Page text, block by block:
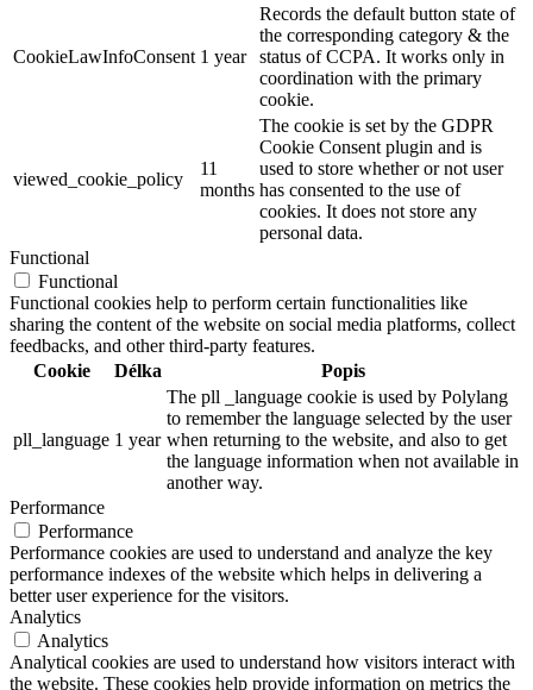
CookieLawInfoConsent 1 year
Records the default button state of
the corresponding category & the
status of CCPA. It works only in
coordination with the primary
cookie.
viewed_cookie_policy
11
months
The cookie is set by the GDPR
Cookie Consent plugin and is
used to store whether or not user
has consented to the use of
cookies. It does not store any
personal data.
Functional
Functional
Functional cookies help to perform certain functionalities like
sharing the content of the website on social media platforms, collect
feedbacks, and other third-party features.
Cookie
Délka Popis
pll_language 1 year
The pll _language cookie is used by Polylang
to remember the language selected by the user
when returning to the website, and also to get
the language information when not available in
another way.
Performance
Performance
Performance cookies are used to understand and analyze the key
performance indexes of the website which helps in delivering a
better user experience for the visitors.
Analytics
Analytics
Analytical cookies are used to understand how visitors interact with
the website. These cookies help provide information on metrics the